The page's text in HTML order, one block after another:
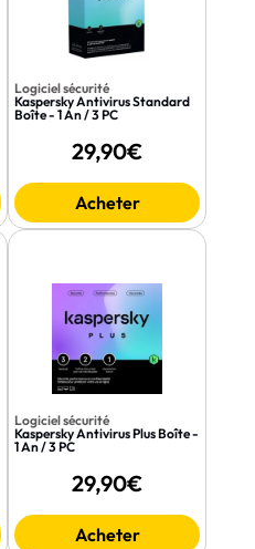
Logiciel sécurité
Kaspersky Antivirus Standard
Boîte - 1 An / 3 PC
29,90€
Acheter
Logiciel sécurité
Kaspersky Antivirus Plus Boîte -
1 An / 3 PC
29,90€
Acheter